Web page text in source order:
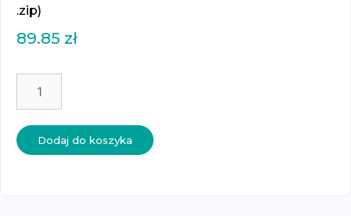
.zip)
89.85 zł
Domino
-
15
Dodaj do koszyka